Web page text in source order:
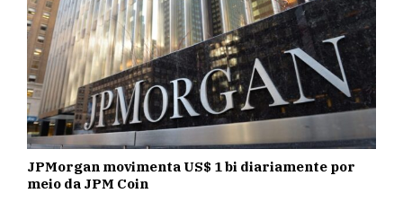
JPMorgan movimenta US$ 1 bi diariamente por
meio da JPM Coin